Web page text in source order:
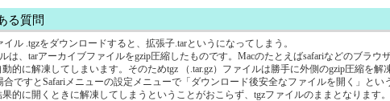
る質問
ル .tgzをダウンロードすると、拡張子.tarというになってしまう。
は、tarアーカイブファイルをgzip圧縮したものです。Macのたとえばsafariなどのブラ
的に解凍してしまいます。そのためtgz （.tar.gz）ファイルは勝手に外側のgzip圧縮を
合ですとSafariメニューの設定メニューで「ダウンロード後安全なファイルを開く」と
的に開くときに解凍してしまうということがおこらず、tgzファイルのままとなります